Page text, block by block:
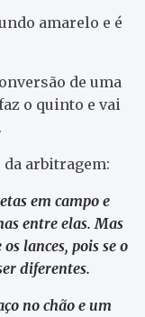
amarelo e é
de uma
o quinto e vai
arbitragem:
em campo e
entre elas. Mas
lances, pois se o
diferentes.
no chão e um